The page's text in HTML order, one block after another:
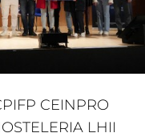
CEINPRO
LHII